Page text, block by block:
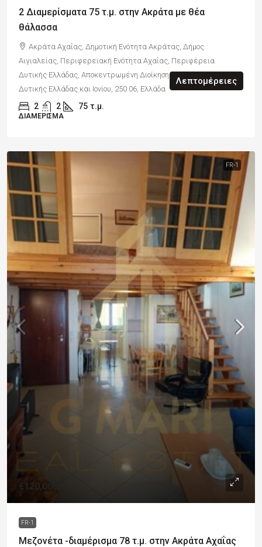
2 Διαμερίσματα 75 τ.μ. στην Ακράτα με θέα
θάλασσα
Ακράτα Αχαΐας, Δημοτική Ενότητα Ακράτας, Δήμος
Αιγιαλείας, Περιφερειακή Ενότητα Αχαΐας, Περιφέρεια
Δυτικής Ελλάδας, Αποκεντρωμένη Διοίκηση Πελοποννήσου,
Δυτικής Ελλάδας και Ιονίου, 250 06, Ελλάδα
2 2 75 τ.μ.
ΔΙΑΜΈΡΙΣΜΑ
Λεπτομέρειες
FR-1
€120,000
FR-1
Μεζονέτα -διαμέρισμα 78 τ.μ. στην Ακράτα Αχαΐας